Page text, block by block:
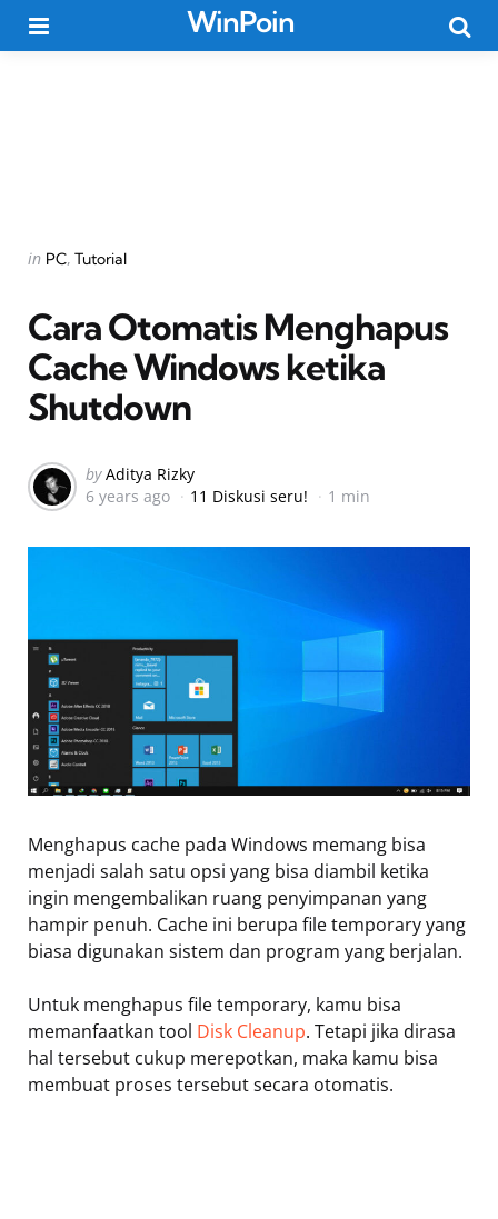
WinPoin
Categories
Posted
in PC Tutorial
Cara Otomatis Menghapus
Cache Windows ketika
Shutdown
Posted
by
by Aditya Rizky
6 years ago
11 Diskusi seru! 1 min
Menghapus cache pada Windows memang bisa
menjadi salah satu opsi yang bisa diambil ketika
ingin mengembalikan ruang penyimpanan yang
hampir penuh. Cache ini berupa file temporary yang
biasa digunakan sistem dan program yang berjalan.
Untuk menghapus file temporary, kamu bisa
memanfaatkan tool Disk Cleanup. Tetapi jika dirasa
hal tersebut cukup merepotkan, maka kamu bisa
membuat proses tersebut secara otomatis.